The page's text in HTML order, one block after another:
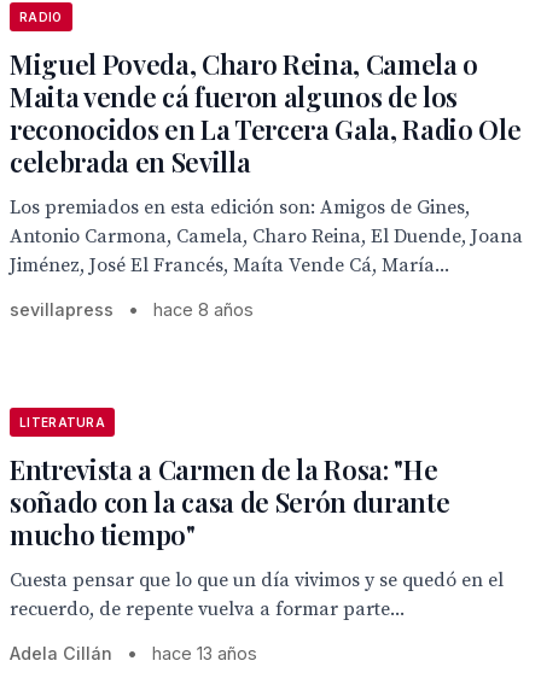
RADIO
Miguel Poveda, Charo Reina, Camela o
Maita vende cá fueron algunos de los
reconocidos en La Tercera Gala, Radio Ole
celebrada en Sevilla
Los premiados en esta edición son: Amigos de Gines,
Antonio Carmona, Camela, Charo Reina, El Duende, Joana
Jiménez, José El Francés, Maíta Vende Cá, María...
sevillapress • hace 8 años
LITERATURA
Entrevista a Carmen de la Rosa: "He
soñado con la casa de Serón durante
mucho tiempo"
Cuesta pensar que lo que un día vivimos y se quedó en el
recuerdo, de repente vuelva a formar parte...
Adela Cillán • hace 13 años